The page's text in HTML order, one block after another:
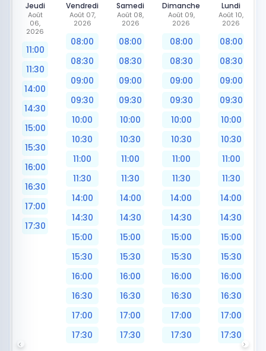
Jeudi
Août
06,
2026
11:00
11:30
14:00
14:30
15:00
15:30
16:00
16:30
17:00
17:30
Vendredi
Août 07,
2026
08:00
08:30
09:00
09:30
10:00
10:30
11:00
11:30
14:00
14:30
15:00
15:30
16:00
16:30
17:00
17:30
Samedi
Août 08,
2026
08:00
08:30
09:00
09:30
10:00
10:30
11:00
11:30
14:00
14:30
15:00
15:30
16:00
16:30
17:00
17:30
Dimanche
Août 09,
2026
08:00
08:30
09:00
09:30
10:00
10:30
11:00
11:30
14:00
14:30
15:00
15:30
16:00
16:30
17:00
17:30
Lundi
Août 10,
2026
08:00
08:30
09:00
09:30
10:00
10:30
11:00
11:30
14:00
14:30
15:00
15:30
16:00
16:30
17:00
17:30